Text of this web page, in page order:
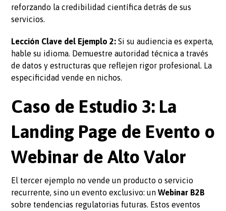
reforzando la credibilidad científica detrás de sus
servicios.
Lección Clave del Ejemplo 2: Si su audiencia es experta,
hable su idioma. Demuestre autoridad técnica a través
de datos y estructuras que reflejen rigor profesional. La
especificidad vende en nichos.
Caso de Estudio 3: La
Landing Page de Evento o
Webinar de Alto Valor
El tercer ejemplo no vende un producto o servicio
recurrente, sino un evento exclusivo: unWebinar B2B
sobre tendencias regulatorias futuras. Estos eventos